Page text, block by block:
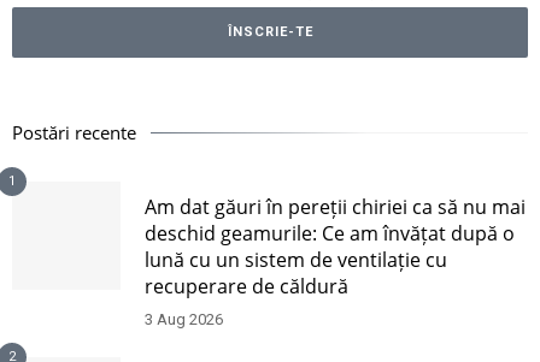
Postări recente
1
Am dat găuri în pereții chiriei ca să nu mai
deschid geamurile: Ce am învățat după o
lună cu un sistem de ventilație cu
recuperare de căldură
3 Aug 2026
2